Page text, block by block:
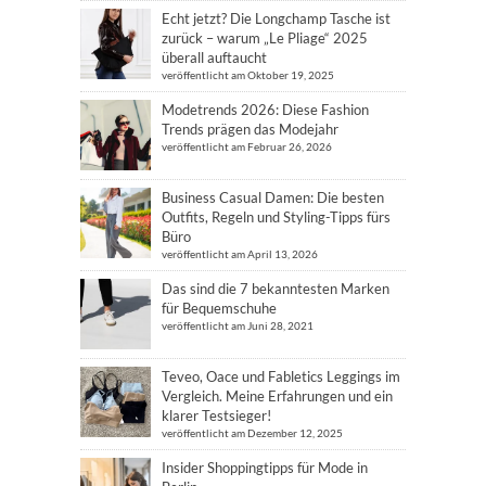
Echt jetzt? Die Longchamp Tasche ist
zurück – warum „Le Pliage“ 2025
überall auftaucht
veröffentlicht am Oktober 19, 2025
Modetrends 2026: Diese Fashion
Trends prägen das Modejahr
veröffentlicht am Februar 26, 2026
Business Casual Damen: Die besten
Outfits, Regeln und Styling-Tipps fürs
Büro
veröffentlicht am April 13, 2026
Das sind die 7 bekanntesten Marken
für Bequemschuhe
veröffentlicht am Juni 28, 2021
Teveo, Oace und Fabletics Leggings im
Vergleich. Meine Erfahrungen und ein
klarer Testsieger!
veröffentlicht am Dezember 12, 2025
Insider Shoppingtipps für Mode in